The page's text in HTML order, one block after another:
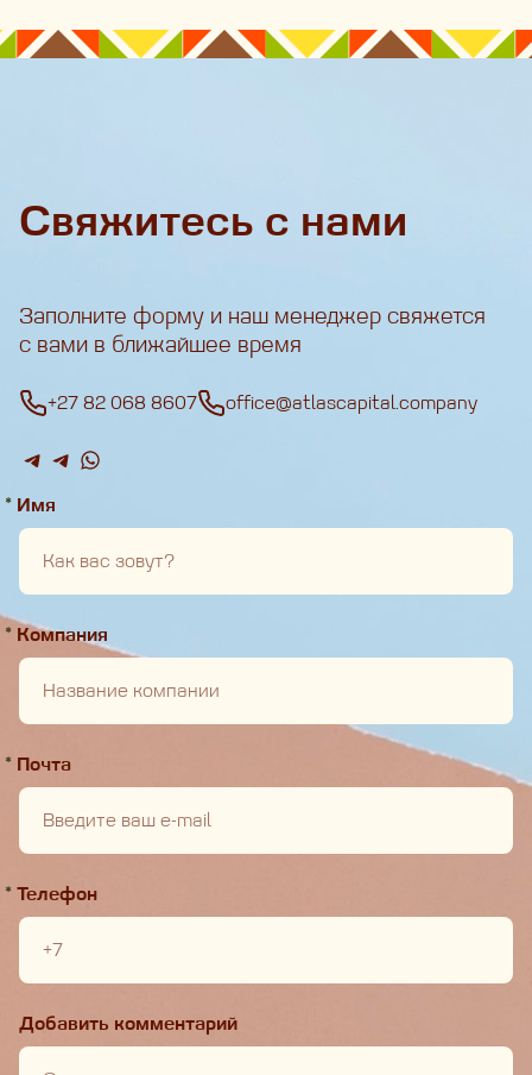
Свяжитесь с нами
Заполните форму и наш менеджер свяжется
с вами в ближайшее время
+27 82 068 8607 office@atlascapital.company
* Имя
* Компания
* Почта
* Телефон
Добавить комментарий